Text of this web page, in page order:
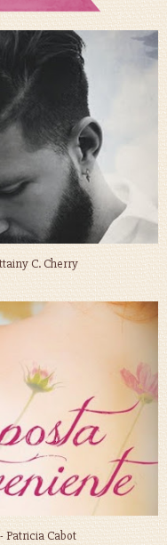
C. Cherry
Patricia Cabot